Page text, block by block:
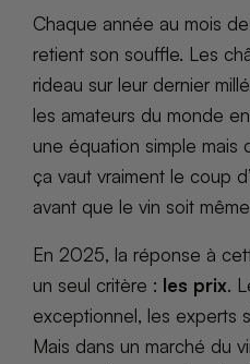
Chaque année au mois
retient son souffle. Les
rideau sur leur dernier
les amateurs du monde
une équation simple
ça vaut vraiment le coup
avant que le vin soit
En 2025, la réponse à
un seul critère : les prix.
exceptionnel, les experts
Mais dans un marché du